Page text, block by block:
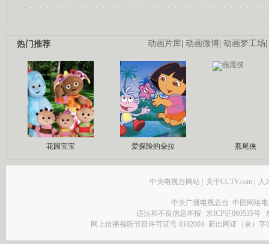
动画片库| 动画微博| 动画梦工场|
热门推荐
花园宝宝 爱探险的朵拉 燕尾侠
中央电视台网站 | 关于CCTV.com | 人
中央广播电视总台 中国网络
违法和不良信息举报
京ICP证060535号
网上传播视听节目许可证号 0102004 新出网证（京）